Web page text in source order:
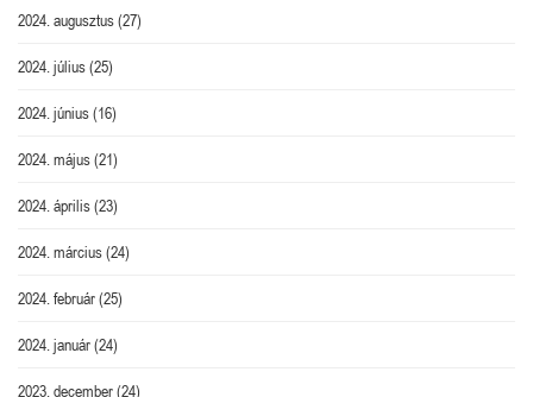
2024. augusztus(27)
2024. július(25)
2024. június(16)
2024. május(21)
2024. április(23)
2024. március(24)
2024. február(25)
2024. január(24)
2023. december(24)